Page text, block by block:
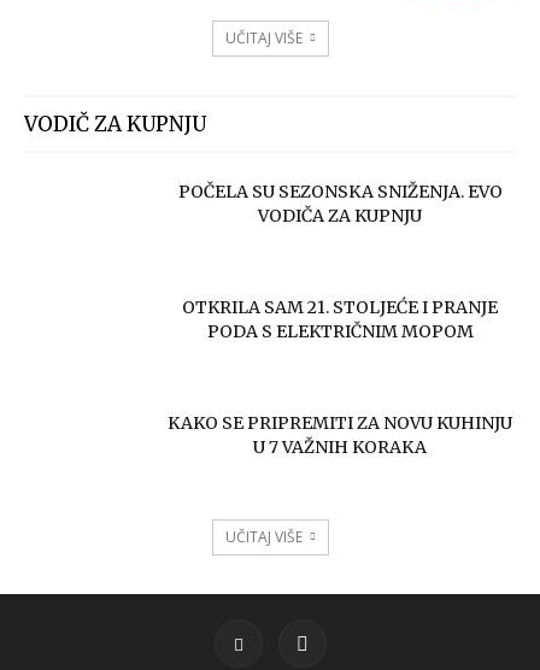
UČITAJ VIŠE
VODIČ ZA KUPNJU
POČELA SU SEZONSKA SNIŽENJA. EVO
VODIČA ZA KUPNJU
OTKRILA SAM 21. STOLJEĆE I PRANJE
PODA S ELEKTRIČNIM MOPOM
KAKO SE PRIPREMITI ZA NOVU KUHINJU
U 7 VAŽNIH KORAKA
UČITAJ VIŠE